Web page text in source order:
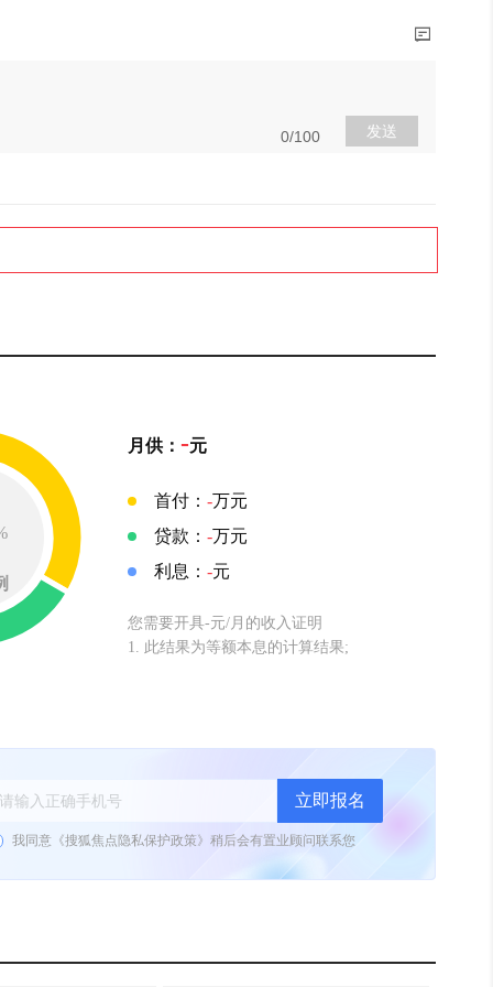
0/100 发送
月供： -元
首付： -万元
贷款： -万元
利息： -元
您需要开具-元/月的收入证明
1. 此结果为等额本息的计算结果;
立即报名
我同意《搜狐焦点隐私保护政策》 稍后会有置业顾问联系您